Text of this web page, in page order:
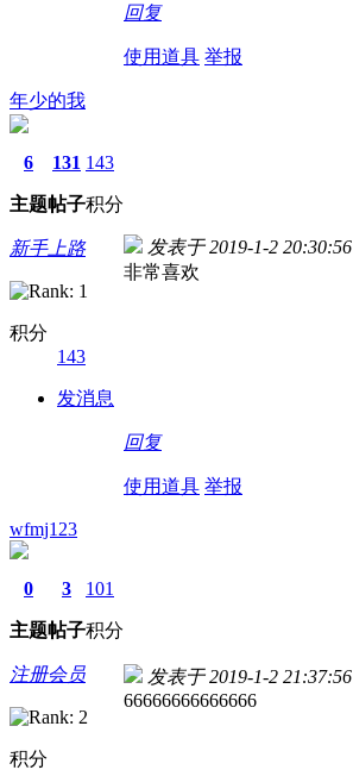
回复
使用道具 举报
年少的我
6
主题
131
帖子
143
积分
新手上路
积分
143
发消息
发表于 2019-1-2 20:30:56
非常喜欢
回复
使用道具 举报
wfmj123
0
主题
3
帖子
101
积分
注册会员
积分
发表于 2019-1-2 21:37:56
66666666666666